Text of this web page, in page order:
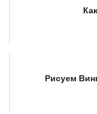
Рисуем